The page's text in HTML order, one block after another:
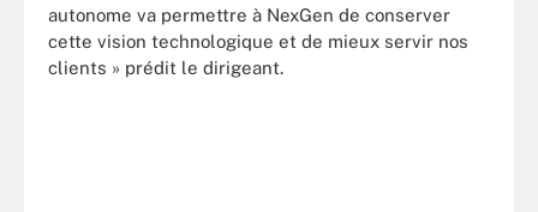
autonome va permettre à NexGen de conserver
cette vision technologique et de mieux servir nos
clients » prédit le dirigeant.